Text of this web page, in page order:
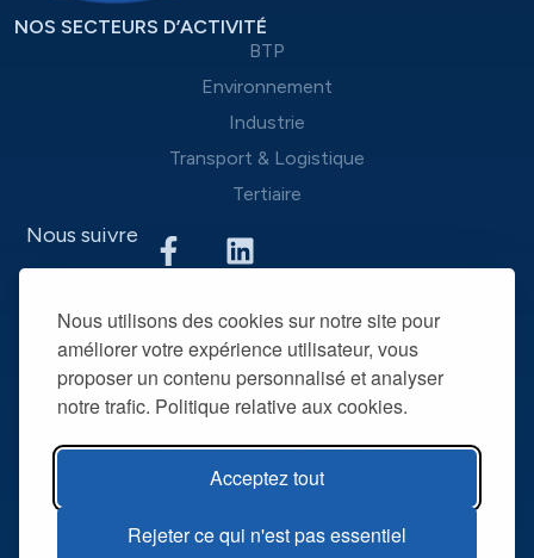
Nous utilisons des cookies sur notre site pour
améliorer votre expérience utilisateur, vous
proposer un contenu personnalisé et analyser
notre trafic. Politique relative aux cookies.
Acceptez tout
Rejeter ce qui n'est pas essentiel
NOS SECTEURS D’ACTIVITÉ
BTP
Environnement
Industrie
Transport & Logistique
Tertiaire
Nous suivre
accompagnons une équipe d’experts du recrutement et
des outils performants, afin de mieux répondre à leurs
spécificités et leurs attentes. La mise à disposition de
collaborateurs intérimaires qualifiés permet de devenir leur
partenaire RH privilégié dans la durée.
@ R2T 2025
Politique de confidentialité